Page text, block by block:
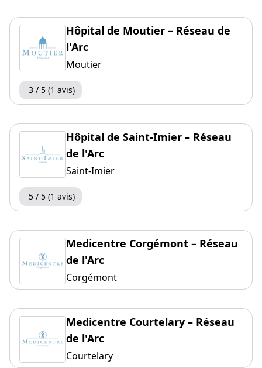
Hôpital de Moutier – Réseau de
l'Arc
Moutier
3 / 5 (1 avis)
Hôpital de Saint-Imier – Réseau
de l'Arc
Saint-Imier
5 / 5 (1 avis)
Medicentre Corgémont – Réseau
de l'Arc
Corgémont
Medicentre Courtelary – Réseau
de l'Arc
Courtelary